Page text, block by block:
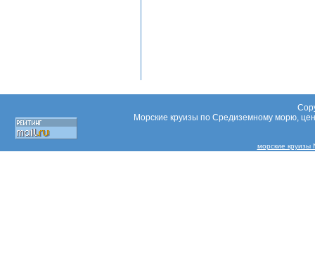
Морские круизы по Средиземному морю,
морские круизы